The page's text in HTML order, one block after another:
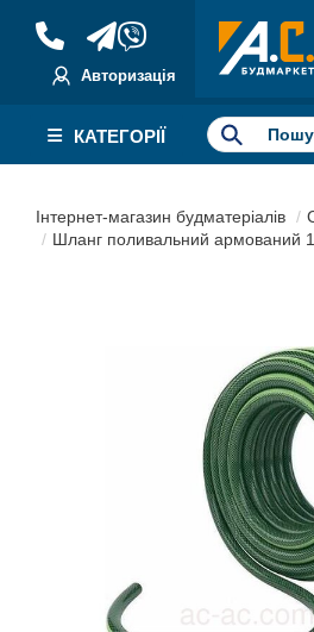
Авторизація
КАТЕГОРІЇ
Інтернет-магазин будматеріалів
Шланг поливальний армований